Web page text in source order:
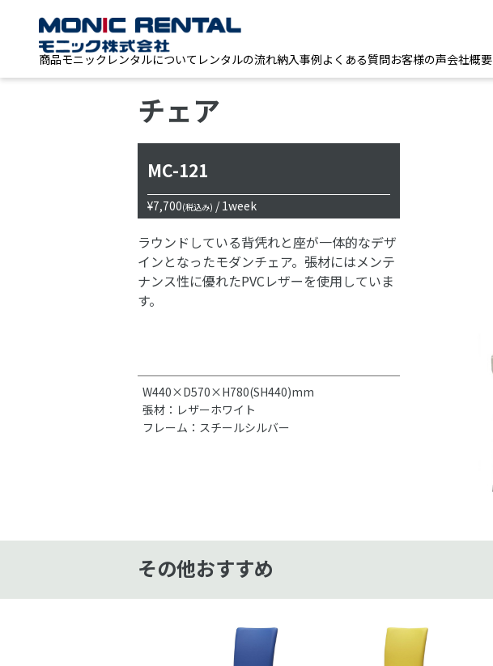
商品モニックレンタルについて レンタルの流れ納入事例よくある質問お客様の声会社概要
チェア
MC-121
¥7,700(税込み) / 1week
ラウンドしている背凭れと座が一体的なデザ
インとなったモダンチェア。張材にはメンテ
ナンス性に優れたPVCレザーを使用していま
す。
W440×D570×H780(SH440)mm
張材：レザーホワイト
フレーム：スチールシルバー
その他おすすめ